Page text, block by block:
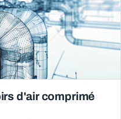
d'air comprimé